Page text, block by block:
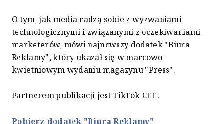
O tym, jak media radzą sobie z wyzwaniami
technologicznymi i związanymi z oczekiwaniami
marketerów, mówi najnowszy dodatek "Biura
Reklamy", który ukazał się w marcowo-
kwietniowym wydaniu magazynu "Press".
Partnerem publikacji jest TikTok CEE.
Pobierz dodatek "Biura Reklamy"